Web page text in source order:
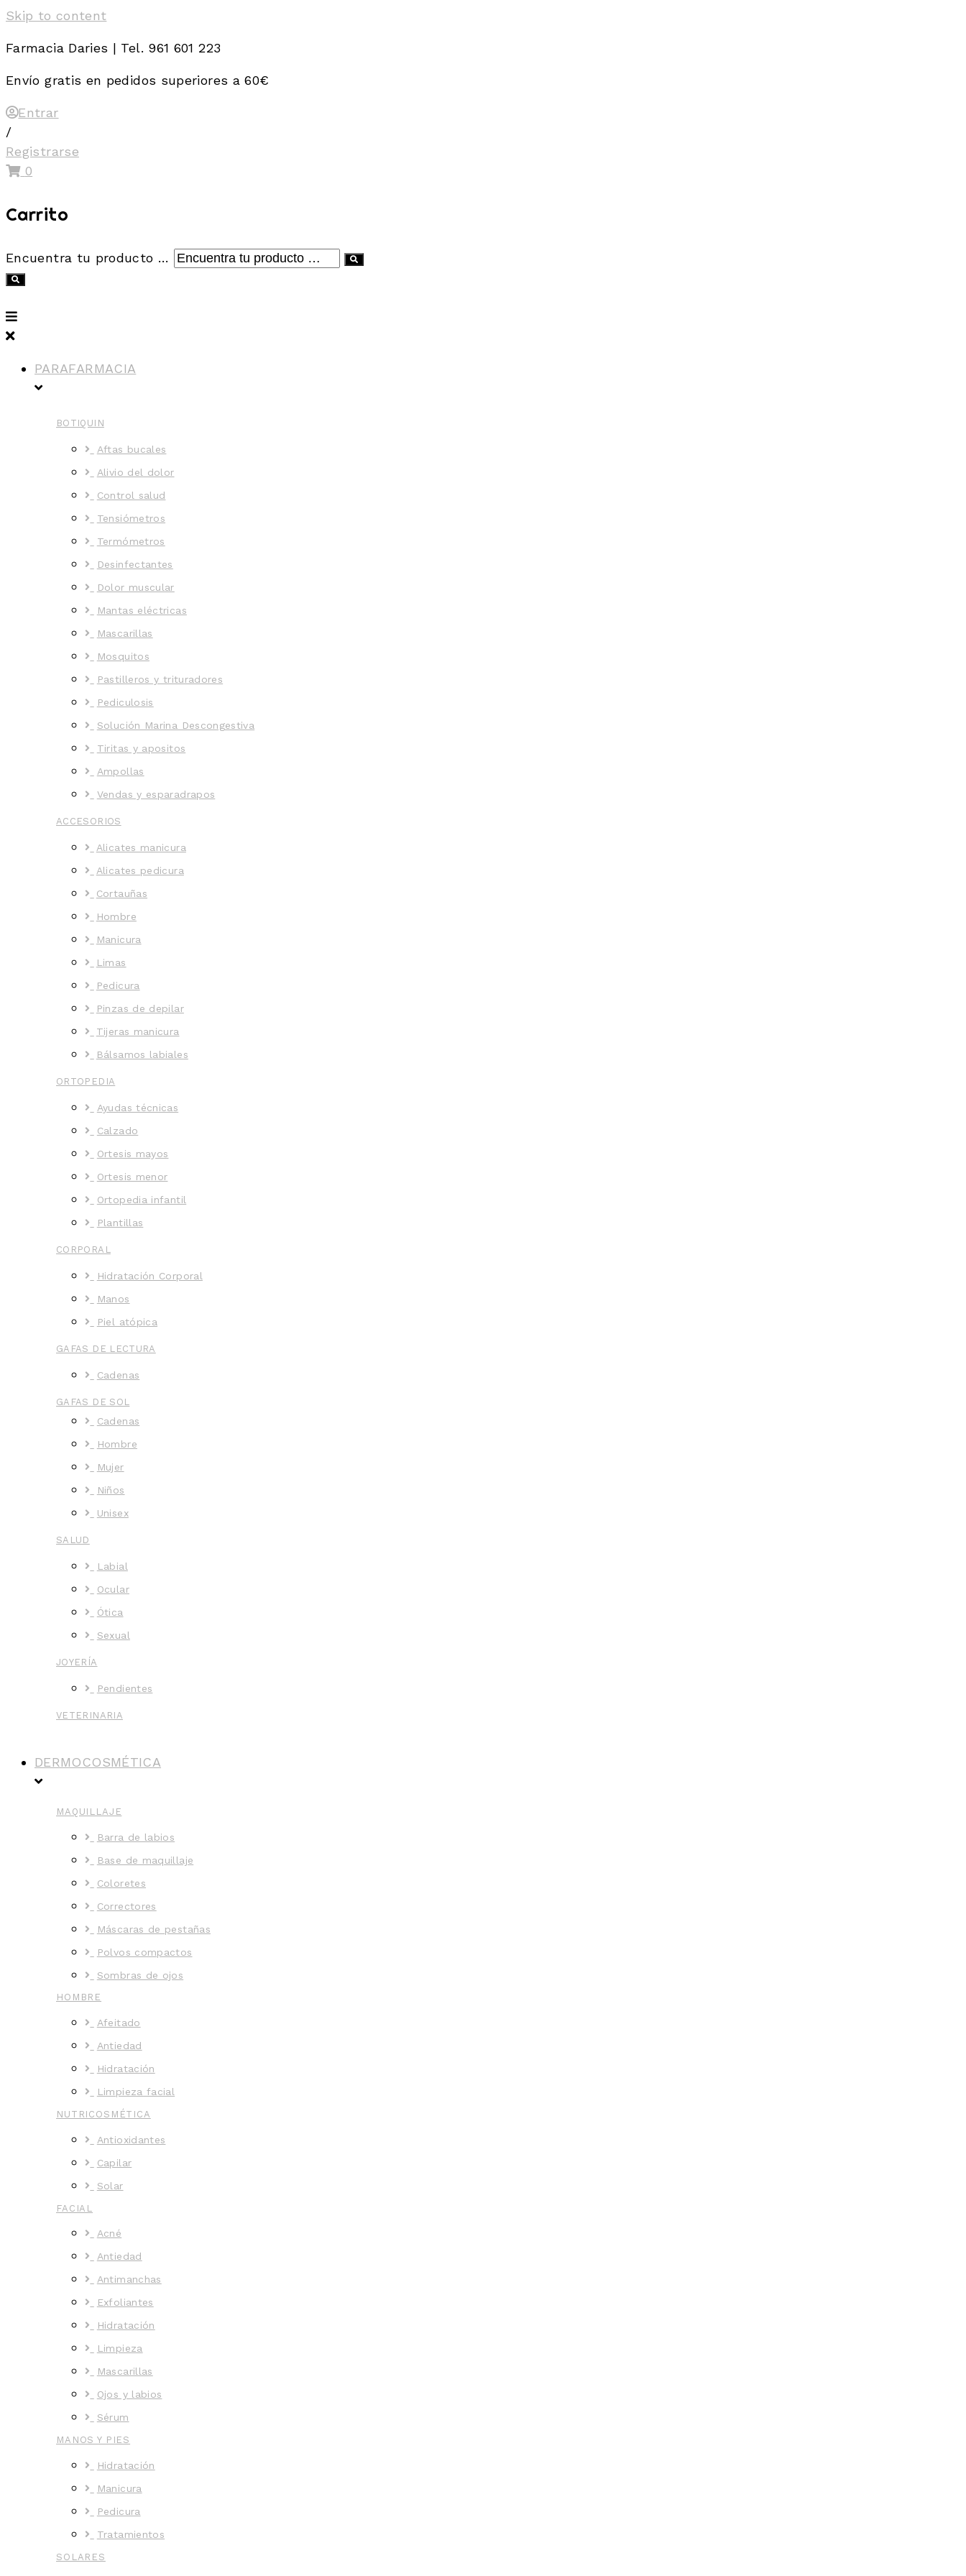
Skip to content
Farmacia Daries | Tel. 961 601 223
Envío gratis en pedidos superiores a 60€
Entrar
/
Registrarse
0
Carrito
Encuentra tu producto …
PARAFARMACIA
BOTIQUIN
Aftas bucales
Alivio del dolor
Control salud
Tensiómetros
Termómetros
Desinfectantes
Dolor muscular
Mantas eléctricas
Mascarillas
Mosquitos
Pastilleros y trituradores
Pediculosis
Solución Marina Descongestiva
Tiritas y apositos
Ampollas
Vendas y esparadrapos
ACCESORIOS
Alicates manicura
Alicates pedicura
Cortauñas
Hombre
Manicura
Limas
Pedicura
Pinzas de depilar
Tijeras manicura
Bálsamos labiales
ORTOPEDIA
Ayudas técnicas
Calzado
Ortesis mayos
Ortesis menor
Ortopedia infantil
Plantillas
CORPORAL
Hidratación Corporal
Manos
Piel atópica
GAFAS DE LECTURA
Cadenas
GAFAS DE SOL
Cadenas
Hombre
Mujer
Niños
Unisex
SALUD
Labial
Ocular
Ótica
Sexual
JOYERÍA
Pendientes
VETERINARIA
DERMOCOSMÉTICA
MAQUILLAJE
Barra de labios
Base de maquillaje
Coloretes
Correctores
Máscaras de pestañas
Polvos compactos
Sombras de ojos
HOMBRE
Afeitado
Antiedad
Hidratación
Limpieza facial
NUTRICOSMÉTICA
Antioxidantes
Capilar
Solar
FACIAL
Acné
Antiedad
Antimanchas
Exfoliantes
Hidratación
Limpieza
Mascarillas
Ojos y labios
Sérum
MANOS Y PIES
Hidratación
Manicura
Pedicura
Tratamientos
SOLARES